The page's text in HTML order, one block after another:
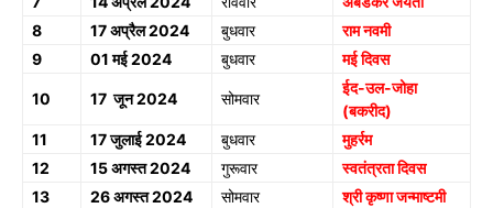
8
17 अप्रैल 2024 बुधवार
राम नवमी
9
01 मई 2024 बुधवार मई दिवस
10 17 जून 2024 सोमवार
ईद-उल-जोहा
(बकरीद)
11
17 जुलाई 2024 बुधवार
मुहर्रम
12
15 अगस्त 2024 गुरूवार
स्वतंत्रता दिवस
13
26 अगस्त 2024 सोमवार श्री कृष्णा जन्माष्टमी